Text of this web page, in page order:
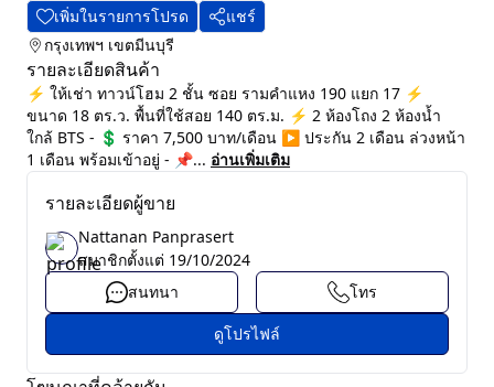
เพิ่มในรายการโปรด
แชร์
กรุงเทพฯ เขตมีนบุรี
รายละเอียดสินค้า
⚡ ให้เช่า ทาวน์โฮม 2 ชั้น ซอย รามคำแหง 190 แยก 17 ⚡
ขนาด 18 ตร.ว. พื้นที่ใช้สอย 140 ตร.ม. ⚡ 2 ห้องโถง 2 ห้องน้ำ
ใกล้ BTS - 💲 ราคา 7,500 บาท/เดือน ▶️ ประกัน 2 เดือน ล่วงหน้า
1 เดือน พร้อมเข้าอยู่ - 📌... อ่านเพิ่มเติม
รายละเอียดผู้ขาย
Nattanan Panprasert
สมาชิกตั้งแต่ 19/10/2024
สนทนา
โทร
ดูโปรไฟล์